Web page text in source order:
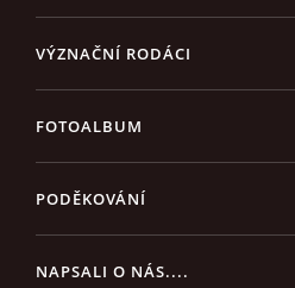
VÝZNAČNÍ RODÁCI
FOTOALBUM
PODĚKOVÁNÍ
NAPSALI O NÁS....